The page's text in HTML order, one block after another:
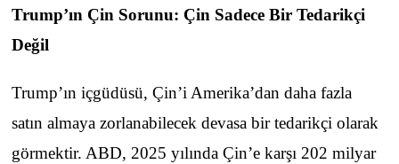
Trump’ın Çin Sorunu: Çin Sadece Bir Tedarikçi
Değil
Trump’ın içgüdüsü, Çin’i Amerika’dan daha fazla
satın almaya zorlanabilecek devasa bir tedarikçi olarak
görmektir. ABD, 2025 yılında Çin’e karşı 202 milyar